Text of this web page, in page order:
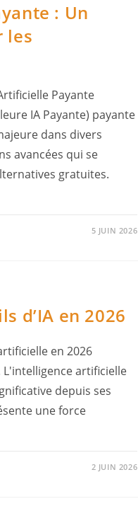
: Un
les
Payante
IA Payante) payante
dans divers
avancées qui se
gratuites.
5 JUIN 2026
d’IA en 2026
en 2026
L'intelligence artificielle
depuis ses
une force
2 JUIN 2026